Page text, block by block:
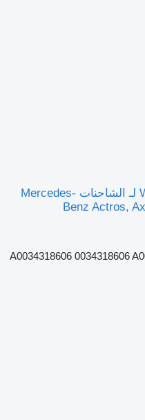
صمام الهواء WABCO 4800010110 لـ الشاحنات Mercedes-
Benz Actros,